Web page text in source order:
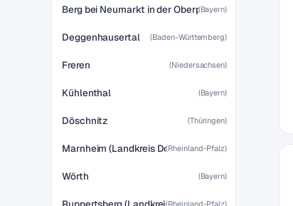
Berg bei Neumarkt in der Oberpfalz
(Bayern)
Deggenhausertal (Baden-Württemberg)
Freren (Niedersachsen)
Kühlenthal (Bayern)
Döschnitz (Thüringen)
Marnheim (Landkreis Donnersbergkreis)
(Rheinland-Pfalz)
Wörth (Bayern)